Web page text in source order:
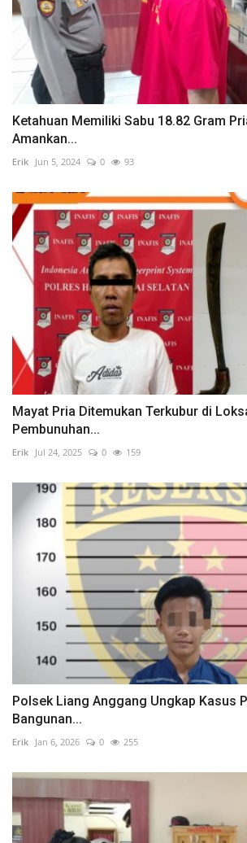
Ketahuan Memiliki Sabu 18.82 Gram
Amankan...
Erik Jun 5, 2024 0 93
Mayat Pria Ditemukan Terkubur di
Pembunuhan...
Erik Jul 24, 2025 0 159
Polsek Liang Anggang Ungkap Kasus
Bangunan...
Erik Jan 6, 2026 0 255